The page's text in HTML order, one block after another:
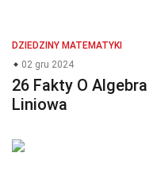
DZIEDZINY MATEMATYKI
02 gru 2024
26 Fakty O Algebra
Liniowa